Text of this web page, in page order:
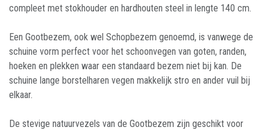
compleet met stokhouder en hardhouten steel in lengte 140 cm.
Een Gootbezem, ook wel Schopbezem genoemd, is vanwege de
schuine vorm perfect voor het schoonvegen van goten, randen,
hoeken en plekken waar een standaard bezem niet bij kan. De
schuine lange borstelharen vegen makkelijk stro en ander vuil bij
elkaar.
De stevige natuurvezels van de Gootbezem zijn geschikt voor